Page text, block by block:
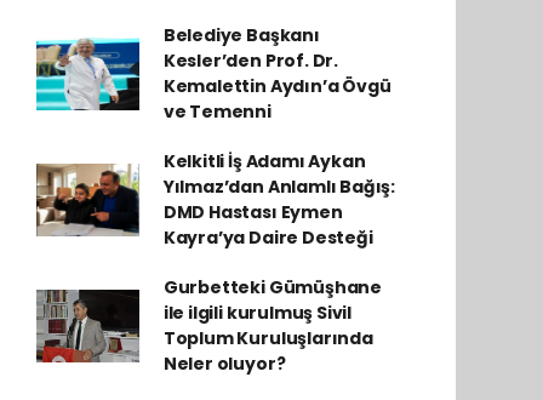
Belediye Başkanı
Kesler’den Prof. Dr.
Kemalettin Aydın’a Övgü
ve Temenni
Kelkitli İş Adamı Aykan
Yılmaz’dan Anlamlı Bağış:
DMD Hastası Eymen
Kayra’ya Daire Desteği
Gurbetteki Gümüşhane
ile ilgili kurulmuş Sivil
Toplum Kuruluşlarında
Neler oluyor?